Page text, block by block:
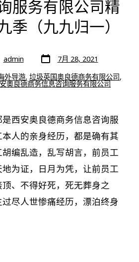
服务有限公司精
季（九九归一）
admin 文
章
期
7月 28, 2021
外导游, 垃圾英国奥良德商务有限公司,
奥良德商务信息咨询服务有限公司
西安奥良德商务信息咨询服
人的亲身经历，都是确有其
编乱造，乱写胡言，前员工
为证，日月为凭，让前员工
、不得好死，死无葬身之
尽人世惨痛经历，漂泊终身